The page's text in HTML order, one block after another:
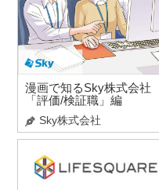
漫画で知るSky株式会社
「評価/検証職」編
Sky株式会社